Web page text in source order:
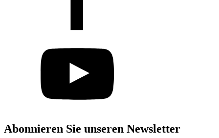
Abonnieren Sie unseren Newsletter